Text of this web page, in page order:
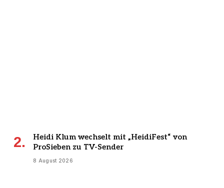
Heidi Klum wechselt mit „HeidiFest“ von
ProSieben zu TV-Sender
8 August 2026